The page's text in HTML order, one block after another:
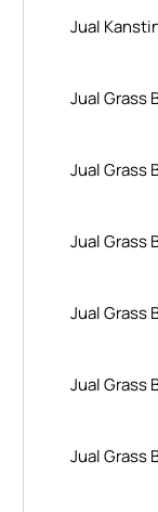
Jual
Jual Grass
Jual Grass
Jual Grass
Jual Grass
Jual Grass
Jual Grass